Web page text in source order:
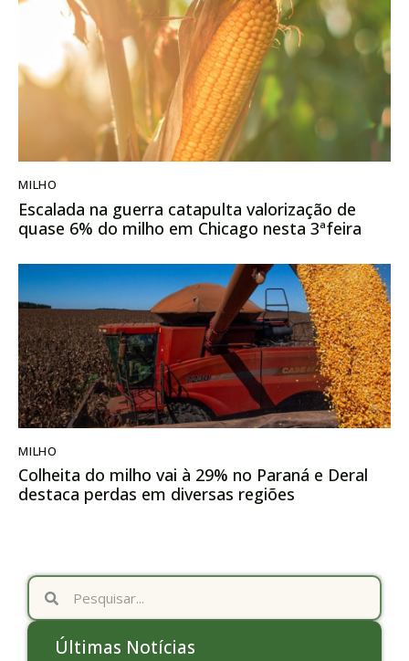
MILHO
Escalada na guerra catapulta valorização de
quase 6% do milho em Chicago nesta 3ªfeira
MILHO
Colheita do milho vai à 29% no Paraná e Deral
destaca perdas em diversas regiões
Últimas Notícias